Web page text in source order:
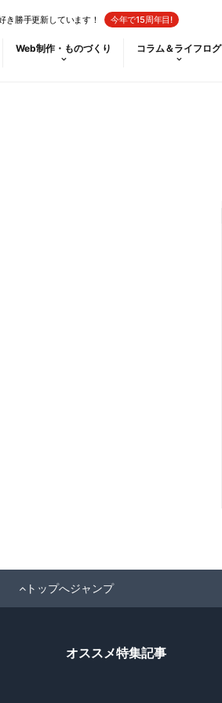
勝手更新しています！ 今年で15周年目!
Web制作・ものづくり コラム＆ライフログ
トップへジャンプ
オススメ特集記事